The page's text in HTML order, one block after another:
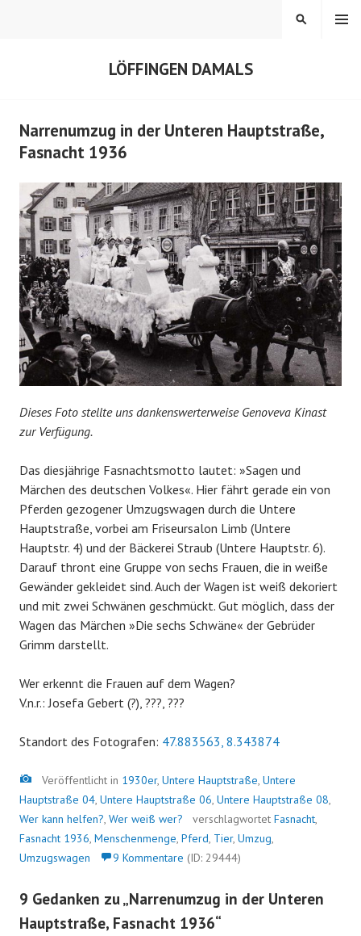
LÖFFINGEN DAMALS
MENÜ
SUCHEN
Narrenumzug in der Unteren Hauptstraße,
Fasnacht 1936
Dieses Foto stellte uns dankenswerterweise Genoveva Kinast
zur Verfügung.
Das diesjährige Fasnachtsmotto lautet: »Sagen und
Märchen des deutschen Volkes«. Hier fährt gerade ein von
Pferden gezogener Umzugswagen durch die Untere
Hauptstraße, vorbei am Friseursalon Limb (Untere
Hauptstr. 4) und der Bäckerei Straub (Untere Hauptstr. 6).
Darauf thront eine Gruppe von sechs Frauen, die in weiße
Gewänder gekleidet sind. Auch der Wagen ist weiß dekoriert
und mit zwei Schwänen geschmückt. Gut möglich, dass der
Wagen das Märchen »Die sechs Schwäne« der Gebrüder
Grimm darstellt.
Wer erkennt die Frauen auf dem Wagen?
V.n.r.: Josefa Gebert (?), ???, ???
Standort des Fotografen: 47.883563, 8.343874
Bild
Veröffentlicht in 1930er, Untere Hauptstraße, Untere
Hauptstraße 04, Untere Hauptstraße 06, Untere Hauptstraße 08,
Wer kann helfen?, Wer weiß wer? verschlagwortet Fasnacht,
Fasnacht 1936, Menschenmenge, Pferd, Tier, Umzug,
Umzugswagen
9 Kommentare (ID: 29444)
9 Gedanken zu „Narrenumzug in der Unteren
Hauptstraße, Fasnacht 1936“